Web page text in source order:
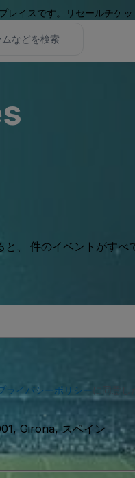
イスです。リセールチケ
、 件のイベントがすべ
ライバシーポリシー に同意
Girona, スペイン